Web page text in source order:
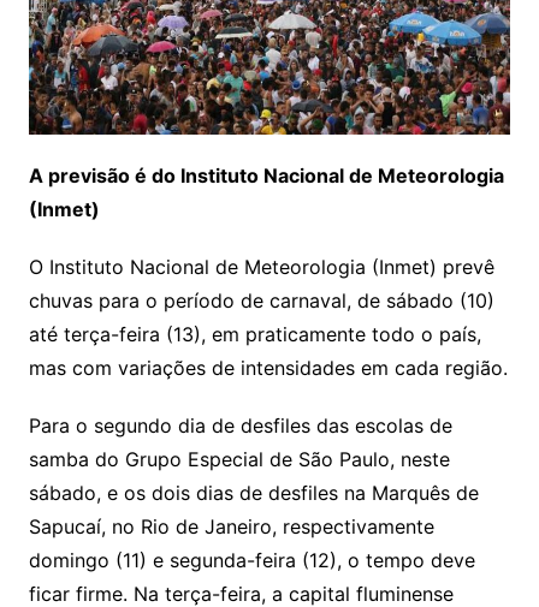
A previsão é do Instituto Nacional de Meteorologia
(Inmet)
O Instituto Nacional de Meteorologia (Inmet) prevê
chuvas para o período de carnaval, de sábado (10)
até terça-feira (13), em praticamente todo o país,
mas com variações de intensidades em cada região.
Para o segundo dia de desfiles das escolas de
samba do Grupo Especial de São Paulo, neste
sábado, e os dois dias de desfiles na Marquês de
Sapucaí, no Rio de Janeiro, respectivamente
domingo (11) e segunda-feira (12), o tempo deve
ficar firme. Na terça-feira, a capital fluminense